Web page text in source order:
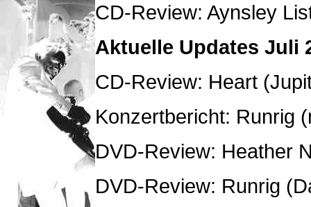
CD-Review: Aynsley
Aktuelle Updates Juli
CD-Review: Heart
Konzertbericht: Runrig
DVD-Review: Heather
DVD-Review: Runrig